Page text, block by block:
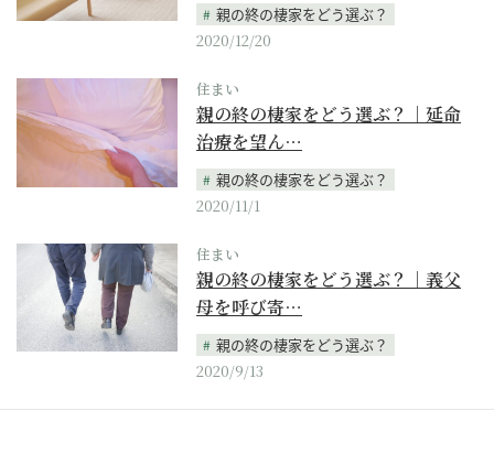
親の終の棲家をどう選ぶ？
2020/12/20
住まい
親の終の棲家をどう選ぶ？｜延命
治療を望ん…
親の終の棲家をどう選ぶ？
2020/11/1
住まい
親の終の棲家をどう選ぶ？｜義父
母を呼び寄…
親の終の棲家をどう選ぶ？
2020/9/13